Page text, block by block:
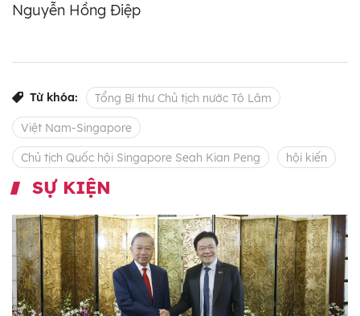
Nguyễn Hồng Điệp
Từ khóa: Tổng Bí thư Chủ tịch nước Tô Lâm
Việt Nam-Singapore
Chủ tịch Quốc hội Singapore Seah Kian Peng hội kiến
SỰ KIỆN